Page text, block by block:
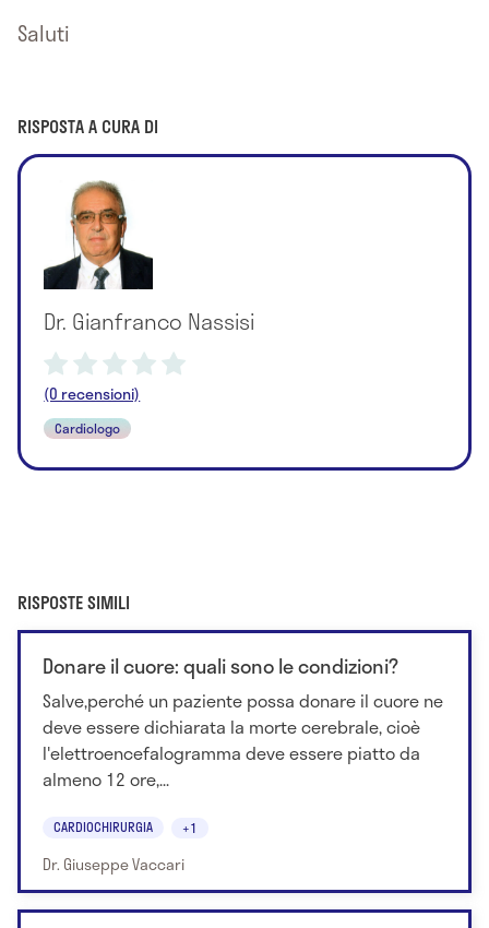
Saluti
RISPOSTA A CURA DI
Dr. Gianfranco Nassisi
(0 recensioni)
Cardiologo
RISPOSTE SIMILI
Donare il cuore: quali sono le condizioni?
Salve,perché un paziente possa donare il cuore ne
deve essere dichiarata la morte cerebrale, cioè
l'elettroencefalogramma deve essere piatto da
almeno 12 ore,...
CARDIOCHIRURGIA +1
Dr. Giuseppe Vaccari